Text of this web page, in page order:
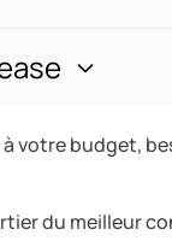
votre budget,
du meilleur